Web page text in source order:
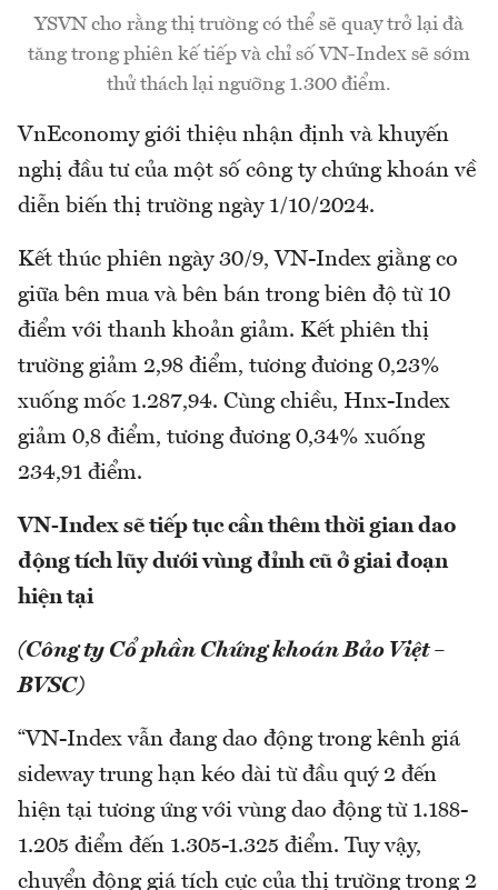
YSVN cho rằng thị trường có thể sẽ quay trở lại đà
tăng trong phiên kế tiếp và chỉ số VN-Index sẽ sớm
thử thách lại ngưỡng 1.300 điểm.
VnEconomy giới thiệu nhận định và khuyến
nghị đầu tư của một số công ty chứng khoán về
diễn biến thị trường ngày 1/10/2024.
Kết thúc phiên ngày 30/9, VN-Index giằng co
giữa bên mua và bên bán trong biên độ từ 10
điểm với thanh khoản giảm. Kết phiên thị
trường giảm 2,98 điểm, tương đương 0,23%
xuống mốc 1.287,94. Cùng chiều, Hnx-Index
giảm 0,8 điểm, tương đương 0,34% xuống
234,91 điểm.
VN-Index sẽ tiếp tục cần thêm thời gian dao
động tích lũy dưới vùng đỉnh cũ ở giai đoạn
hiện tại
(Công ty Cổ phần Chứng khoán Bảo Việt –
BVSC)
“VN-Index vẫn đang dao động trong kênh giá
sideway trung hạn kéo dài từ đầu quý 2 đến
hiện tại tương ứng với vùng dao động từ 1.188-
1.205 điểm đến 1.305-1.325 điểm. Tuy vậy,
chuyển động giá tích cực của thị trường trong 2